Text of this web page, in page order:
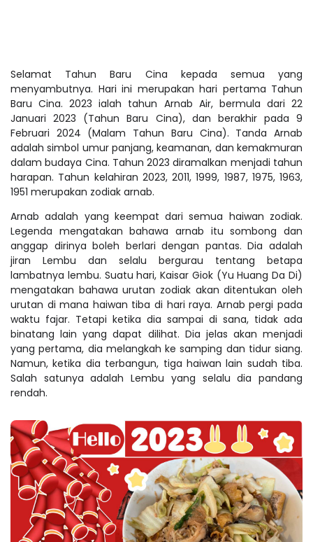
Selamat Tahun Baru Cina kepada semua yang
menyambutnya. Hari ini merupakan hari pertama Tahun
Baru Cina. 2023 ialah tahun Arnab Air, bermula dari 22
Januari 2023 (Tahun Baru Cina), dan berakhir pada 9
Februari 2024 (Malam Tahun Baru Cina). Tanda Arnab
adalah simbol umur panjang, keamanan, dan kemakmuran
dalam budaya Cina. Tahun 2023 diramalkan menjadi tahun
harapan. Tahun kelahiran 2023, 2011, 1999, 1987, 1975, 1963,
1951 merupakan zodiak arnab.
Arnab adalah yang keempat dari semua haiwan zodiak.
Legenda mengatakan bahawa arnab itu sombong dan
anggap dirinya boleh berlari dengan pantas. Dia adalah
jiran Lembu dan selalu bergurau tentang betapa
lambatnya lembu. Suatu hari, Kaisar Giok (Yu Huang Da Di)
mengatakan bahawa urutan zodiak akan ditentukan oleh
urutan di mana haiwan tiba di hari raya. Arnab pergi pada
waktu fajar. Tetapi ketika dia sampai di sana, tidak ada
binatang lain yang dapat dilihat. Dia jelas akan menjadi
yang pertama, dia melangkah ke samping dan tidur siang.
Namun, ketika dia terbangun, tiga haiwan lain sudah tiba.
Salah satunya adalah Lembu yang selalu dia pandang
rendah.